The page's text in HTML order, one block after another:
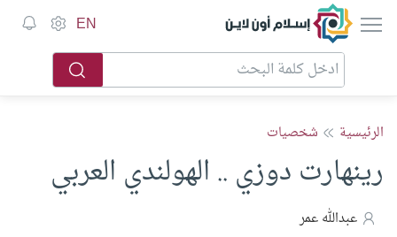
إسلام أون لاين EN
الرئيسية شخصيات
رينهارت دوزي .. الهولندي العربي
عبدالله عمر